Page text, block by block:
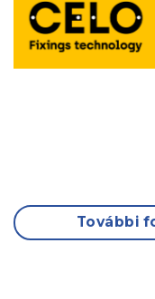
További